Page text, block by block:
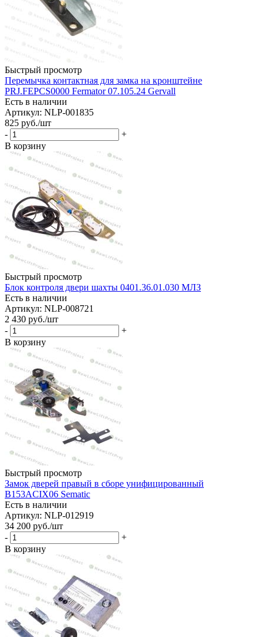
Быстрый просмотр
Перемычка контактная для замка на кронштейне
PRJ.FEPCS0000 Fermator 07.105.24 Gervall
Есть в наличии
Артикул: NLP-001835
825 руб./шт
-
+
В корзину
Быстрый просмотр
Блок контроля двери шахты 0401.36.01.030 МЛЗ
Есть в наличии
Артикул: NLP-008721
2 430 руб./шт
-
+
В корзину
Быстрый просмотр
Замок дверей правый в сборе унифицированный
B153ACIX06 Sematic
Есть в наличии
Артикул: NLP-012919
34 200 руб./шт
-
+
В корзину